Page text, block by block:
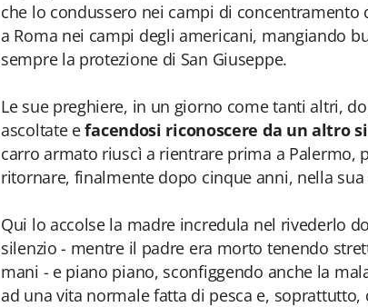
che lo condussero nei campi di concentramento
a Roma nei campi degli americani, mangiando
sempre la protezione di San Giuseppe.
Le sue preghiere, in un giorno come tanti altri,
ascoltate efacendosi riconoscere da un altro
carro armato riuscì a rientrare prima a Palermo,
ritornare, finalmente dopo cinque anni, nella
Qui lo accolse la madre incredula nel rivederlo
silenzio - mentre il padre era morto tenendo
mani - e piano piano, sconfiggendo anche la
ad una vita normale fatta di pesca e,